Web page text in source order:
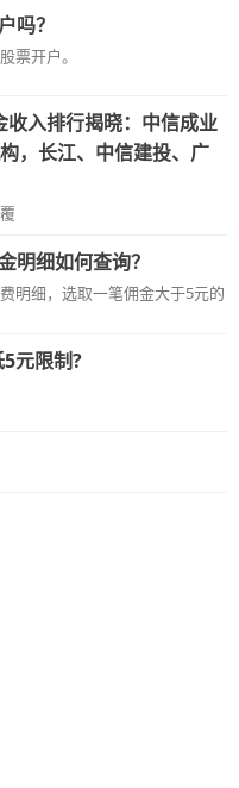
吗？
票开户。
入排行揭晓：中信成业
，长江、中信建投、广
明细如何查询？
明细，选取一笔佣金大于5元的
元限制?